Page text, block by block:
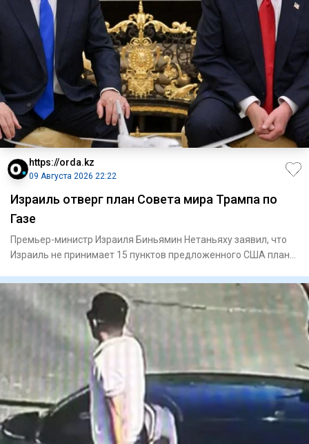
https://orda.kz
09 Августа 2026 22:22
Израиль отверг план Совета мира Трампа по
Газе
Премьер-министр Израиля Биньямин Нетаньяху заявил, что
Израиль не принимает 15 пунктов предложенного США плана